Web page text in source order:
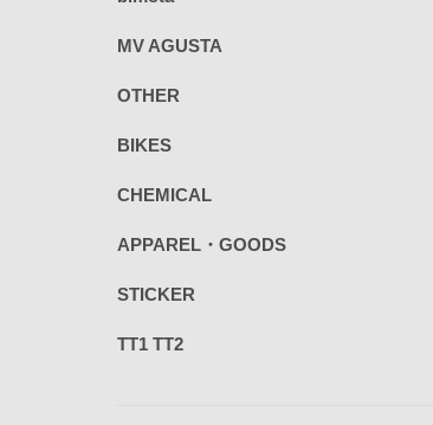
MV AGUSTA
OTHER
BIKES
CHEMICAL
APPAREL・GOODS
STICKER
TT1 TT2